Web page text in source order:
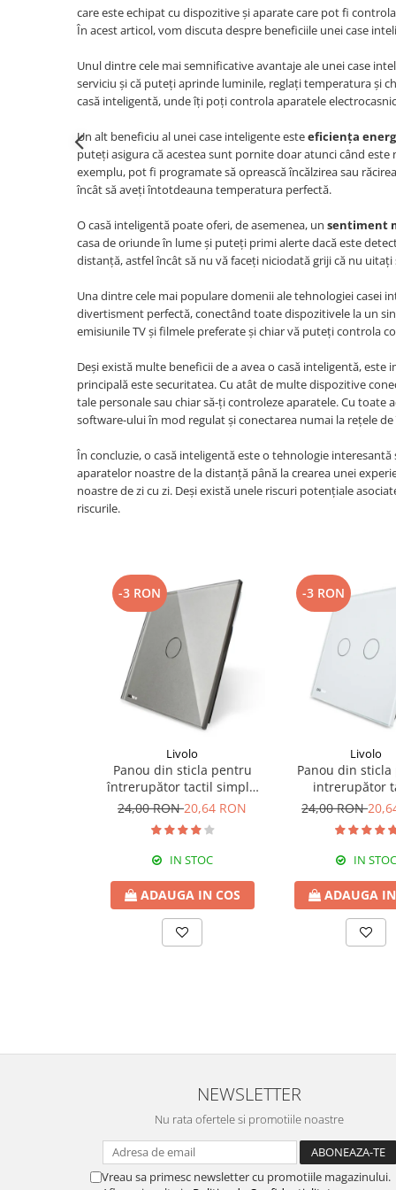
care este echipat cu dispozitive și aparate care pot fi
În acest articol, vom discuta despre beneficiile unei case
Unul dintre cele mai semnificative avantaje ale unei case
serviciu și că puteți aprinde luminile, reglați temperatura și
casă inteligentă, unde îți poți controla aparatele
Un alt beneficiu al unei case inteligente esteeficiența
puteți asigura că acestea sunt pornite doar atunci când
exemplu, pot fi programate să oprească încălzirea sau
încât să aveți întotdeauna temperatura perfectă.
O casă inteligentă poate oferi, de asemenea, un sentiment
casa de oriunde în lume și puteți primi alerte dacă este
distanță, astfel încât să nu vă faceți niciodată griji că nu
Una dintre cele mai populare domenii ale tehnologiei casei
divertisment perfectă, conectând toate dispozitivele la un
emisiunile TV și filmele preferate și chiar vă puteți controla
Deși există multe beneficii de a avea o casă inteligentă,
principală este securitatea. Cu atât de multe dispozitive
tale personale sau chiar să-ți controleze aparatele. Cu
software-ului în mod regulat și conectarea numai la rețele
În concluzie, o casă inteligentă este o tehnologie
aparatelor noastre de la distanță până la crearea unei
noastre de zi cu zi. Deși există unele riscuri potențiale
riscurile.
-3 RON
Livolo
Panou din sticla pentru
întrerupător tactil simplu
Livolo
24,00 RON20,64 RON
IN STOC
ADAUGA IN COS
-3 RON
Livolo
Panou din
intrerupător
24,00 RON
IN STOC
ADAUGA
NEWSLETTER
Nu rata ofertele si promotiile noastre
Vreau sa primesc newsletter cu promotiile magazinului.